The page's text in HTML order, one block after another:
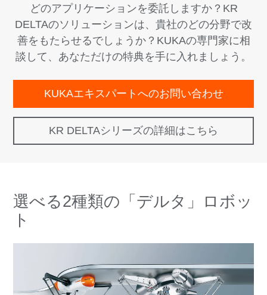
どのアプリケーションを委託しますか？KR
DELTAのソリューションは、貴社のどの分野で改
善をもたらせるでしょうか？KUKAの専門家に相
談して、あなただけの特典を手に入れましょう。
KUKAエキスパートへのお問い合わせ
KR DELTAシリーズの詳細はこちら
選べる2種類の「デルタ」ロボッ
ト